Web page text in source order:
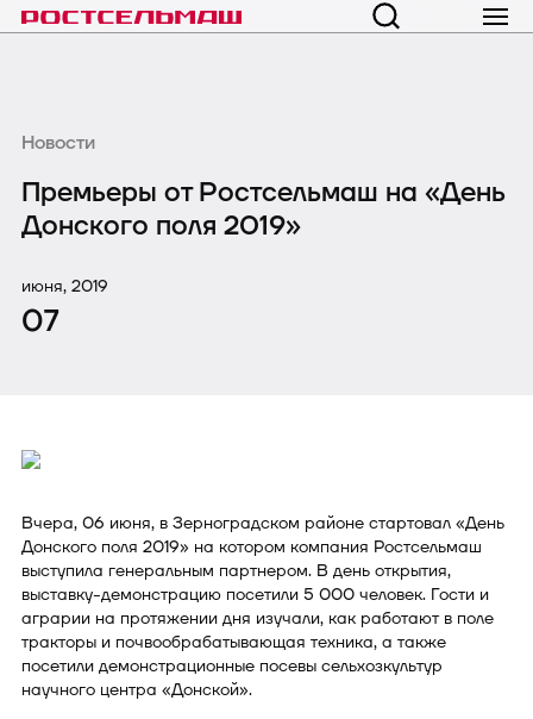
Новости
Премьеры от Ростсельмаш на «День
Донского поля 2019»
июня, 2019
07
Вчера, 06 июня, в Зерноградском районе стартовал «День
Донского поля 2019» на котором компания Ростсельмаш
выступила генеральным партнером. В день открытия,
выставку-демонстрацию посетили 5 000 человек. Гости и
аграрии на протяжении дня изучали, как работают в поле
тракторы и почвообрабатывающая техника, а также
посетили демонстрационные посевы сельхозкультур
научного центра «Донской».